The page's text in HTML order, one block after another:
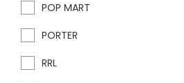
POP MART
PORTER
RRL